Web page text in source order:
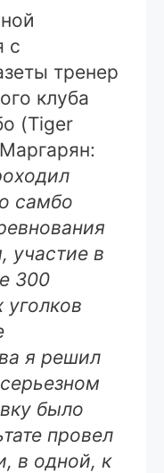
с
тренер
клуба
(Tiger
самбо
участие в
300
уголков
я решил
было
провел
в одной, к